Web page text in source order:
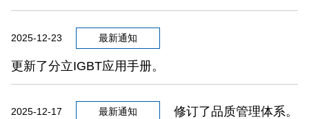
2025-12-23 最新通知
更新了分立IGBT应用手册。
2025-12-17 最新通知 修订了品质管理体系。